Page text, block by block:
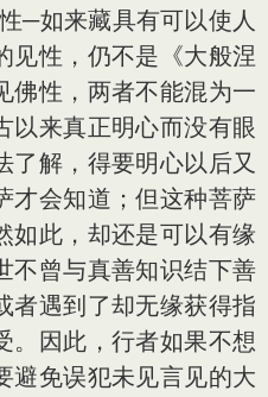
─如来藏具有可以使人
见性，仍不是《大般涅
佛性，两者不能混为一
以来真正明心而没有眼
了解，得要明心以后又
才会知道；但这种菩萨
如此，却还是可以有缘
不曾与真善知识结下善
者遇到了却无缘获得指
。因此，行者如果不想
避免误犯未见言见的大